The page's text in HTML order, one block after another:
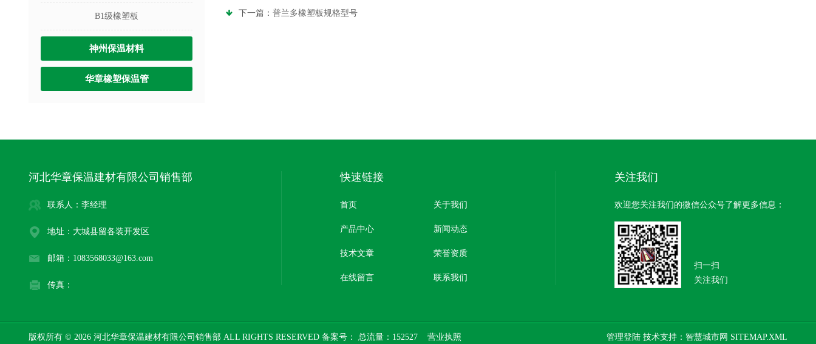
B1级橡塑板
神州保温材料
华章橡塑保温管
下一篇： 普兰多橡塑板规格型号
河北华章保温建材有限公司销售部
联系人：李经理
地址：大城县留各装开发区
邮箱：1083568033@163.com
传真：
快速链接
首页 关于我们
产品中心 新闻动态
技术文章 荣誉资质
在线留言 联系我们
关注我们
欢迎您关注我们的微信公众号了解更多信息：
扫一扫
关注我们
版权所有 © 2026 河北华章保温建材有限公司销售部 ALL RIGHTS RESERVED 备案号： 总流量：152527 营业执照 管理登陆 技术支持： 智慧城市网 SITEMAP.XML